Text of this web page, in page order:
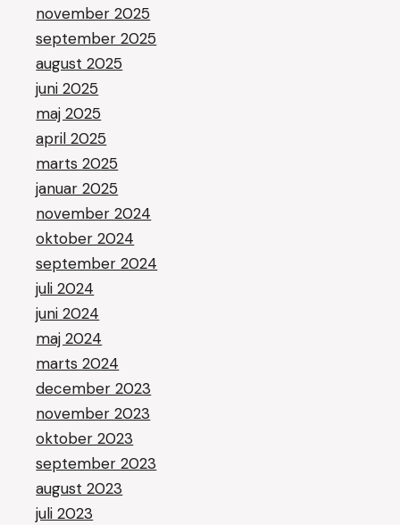
november 2025
september 2025
august 2025
juni 2025
maj 2025
april 2025
marts 2025
januar 2025
november 2024
oktober 2024
september 2024
juli 2024
juni 2024
maj 2024
marts 2024
december 2023
november 2023
oktober 2023
september 2023
august 2023
juli 2023